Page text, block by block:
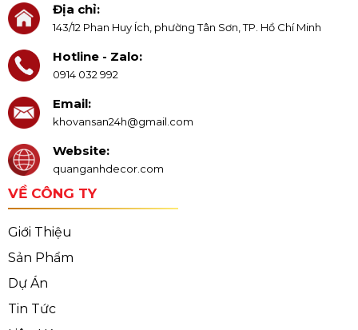
Địa chỉ:
143/12 Phan Huy Ích, phường Tân Sơn, TP. Hồ Chí Minh
Hotline - Zalo:
0914 032 992
Email:
khovansan24h@gmail.com
Website:
quanganhdecor.com
VỀ CÔNG TY
Giới Thiệu
Sản Phẩm
Dự Án
Tin Tức